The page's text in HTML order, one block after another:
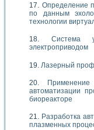
Определение
по данным
технологии
Система
электроприводом
Лазерный
автоматизации
биореакторе
Разработка
плазменных